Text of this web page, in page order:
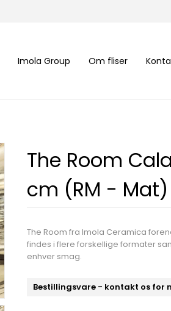
Imola Group Om fliser
The Room
cm (RM - Mat)
The Room fra Imola Ceramica
findes i flere forskellige formater
enhver smag.
Bestillingsvare - kontakt os for